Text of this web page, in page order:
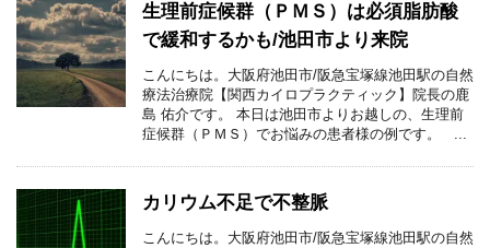
生理前症候群（ＰＭＳ）は必須脂肪酸
で緩和するかも/池田市より来院
こんにちは。大阪府池田市/阪急宝塚線池田駅の自然
療法治療院【関西カイロプラクティック】院長の鹿
島 佑介です。 本日は池田市よりお越しの、生理前
症候群（ＰＭＳ）でお悩みの患者様の例です。 ...
カリウム不足で不整脈
こんにちは。大阪府池田市/阪急宝塚線池田駅の自然